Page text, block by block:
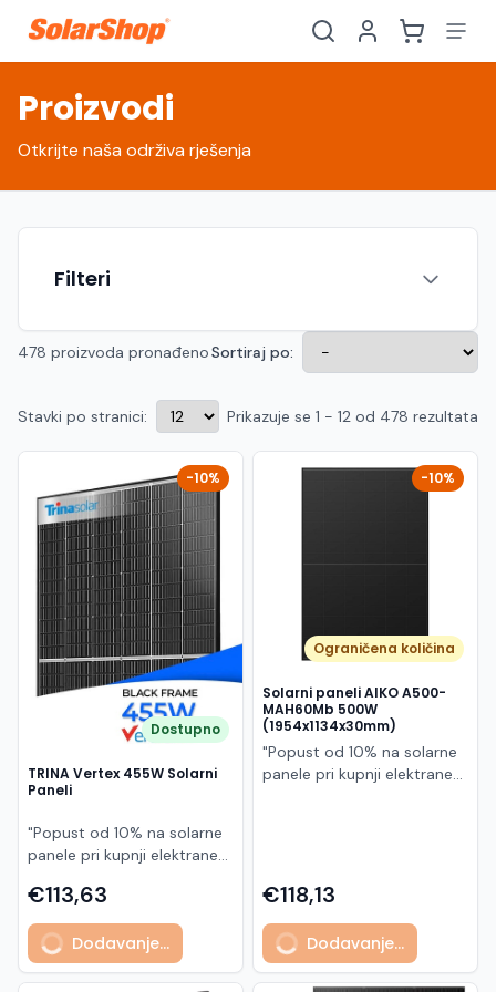
Hrvatski EN
Crnogorski
MK Македонски
Proizvodi
Otkrijte naša održiva rješenja
Filteri
478 proizvoda pronađenoSortiraj po:
Stavki po stranici: Prikazuje se 1 - 12 od 478 rezultata
-10%
Dostupno
TRINA Vertex 455W Solarni
Paneli
"Popust od 10% na solarne
panele pri kupnji elektrane
Model TSM-455NEG9R.28
predstavlja napredni
glass/glass N-type solarni
modul s visokom
učinkovitošću, dugim
€113,63
Dodavanje...
-10%
Ograničena količina
Solarni paneli AIKO A500-
MAH60Mb 500W
(1954x1134x30mm)
"Popust od 10% na solarne
panele pri kupnji elektrane
500 W iz Neostar 2S serije,
baziran na naprednoj N-
type ABC (All Back Contact)
tehnologiji. Ovaj panel je
namijenjen za moderne
€118,13
Dodavanje...